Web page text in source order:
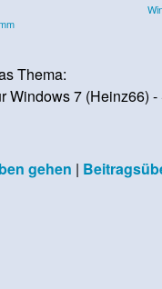
Thema:
Windows 7 (Heinz66) -
gehen |